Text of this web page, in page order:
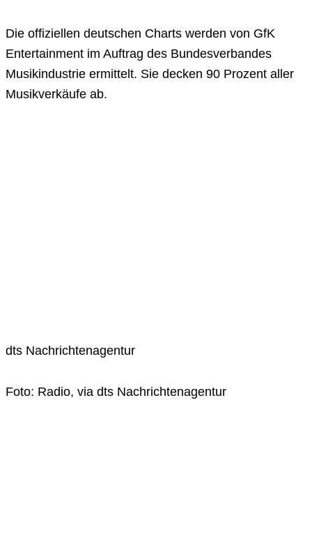
Die offiziellen deutschen Charts werden von GfK
Entertainment im Auftrag des Bundesverbandes
Musikindustrie ermittelt. Sie decken 90 Prozent aller
Musikverkäufe ab.
dts Nachrichtenagentur
Foto: Radio, via dts Nachrichtenagentur